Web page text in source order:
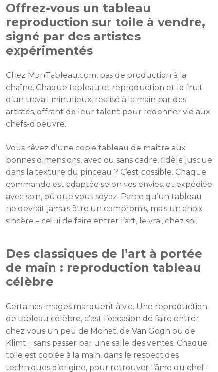
Offrez-vous un tableau
reproduction sur toile à vendre,
signé par des artistes
expérimentés
Chez MonTableau.com, pas de production à la
chaîne. Chaque tableau et reproduction et le fruit
d’un travail minutieux, réalisé à la main par des
artistes, offrant de leur talent pour redonner vie aux
chefs-d’oeuvre.
Vous rêvez d’une copie tableau de maître aux
bonnes dimensions, avec ou sans cadre, fidèle jusque
dans la texture du pinceau ? C’est possible. Chaque
commande est adaptée selon vos envies, et expédiée
avec soin, où que vous soyez. Parce qu’un tableau
ne devrait jamais être un compromis, mais un choix
sincère – celui de faire entrer l’art, le vrai, chez soi.
Des classiques de l’art à portée
de main : reproduction tableau
célèbre
Certaines images marquent à vie. Une reproduction
de tableau célèbre, c’est l’occasion de faire entrer
chez vous un peu de Monet, de Van Gogh ou de
Klimt… sans passer par une salle des ventes. Chaque
toile est copiée à la main, dans le respect des
techniques d’origine, pour retrouver l’âme du chef-